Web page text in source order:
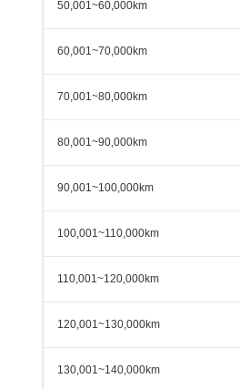
50,001~60,000km
60,001~70,000km
70,001~80,000km
80,001~90,000km
90,001~100,000km
100,001~110,000km
110,001~120,000km
120,001~130,000km
130,001~140,000km